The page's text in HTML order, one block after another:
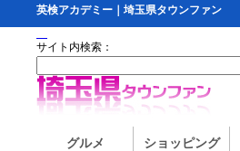
英検アカデミー｜埼玉県タウンファン
サイト内検索：
グルメ ショッピング